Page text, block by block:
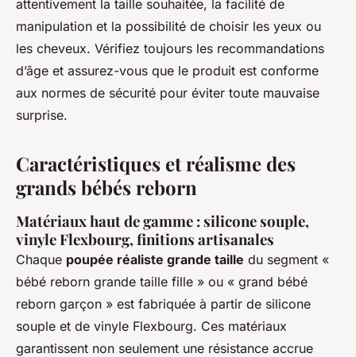
attentivement la taille souhaitée, la facilité de
manipulation et la possibilité de choisir les yeux ou
les cheveux. Vérifiez toujours les recommandations
d’âge et assurez-vous que le produit est conforme
aux normes de sécurité pour éviter toute mauvaise
surprise.
Caractéristiques et réalisme des
grands bébés reborn
Matériaux haut de gamme : silicone souple,
vinyle Flexbourg, finitions artisanales
Chaque poupée réaliste grande taille du segment «
bébé reborn grande taille fille » ou « grand bébé
reborn garçon » est fabriquée à partir de silicone
souple et de vinyle Flexbourg. Ces matériaux
garantissent non seulement une résistance accrue